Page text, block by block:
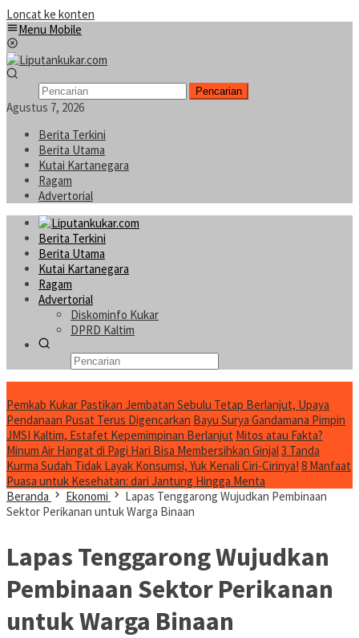
Loncat ke konten
Menu Mobile
Pencarian
Agustus 7, 2026
Berita Terkini
Berita Utama
Kutai Kartanegara
Ragam
Advertorial
Berita Terkini
Berita Utama
Kutai Kartanegara
Ragam
Advertorial
Diskominfo Kukar
DPRD Kaltim
Pemkab Kukar Pastikan Jembatan Sebulu Tetap Berlanjut, Upaya
Pendanaan Pusat Terus Digencarkan Bayu Surya Gandamana Pimpin
JMSI Kaltim, Estafet Kepemimpinan Berlanjut Mitos atau Fakta?
Minum Air Hangat di Pagi Hari Bisa Membersihkan Ginjal3 Tanda
Kurma Sudah Tidak Layak Konsumsi, Yuk Kenali Ciri-Cirinya! 8 Manfaat
Puasa untuk Kesehatan: dari Jantung Hingga Menta
Beranda
Ekonomi
Lapas Tenggarong Wujudkan Pembinaan
Sektor Perikanan untuk Warga Binaan
Lapas Tenggarong Wujudkan
Pembinaan Sektor Perikanan
untuk Warga Binaan